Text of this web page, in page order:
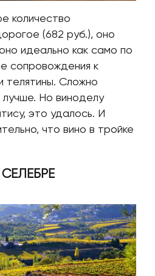
количество
(682 руб.), оно
идеально как само по
сопровождения к
телятины. Сложно
Но виноделу
это удалось. И
что вино в тройке